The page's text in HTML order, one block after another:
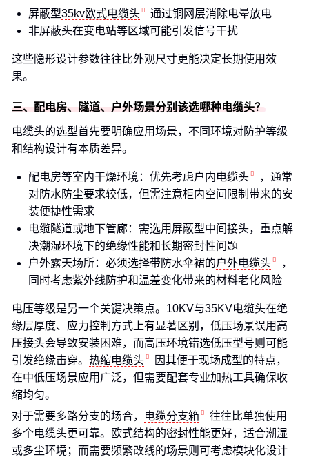
屏蔽型35kv欧式电缆头
通过铜网层消除电晕放电
非屏蔽头在变电站等区域可能引发信号干扰
这些隐形设计参数往往比外观尺寸更能决定长期使用效
果。
三、配电房、隧道、户外场景分别该选哪种电缆头？
电缆头的选型首先要明确应用场景，不同环境对防护等级
和结构设计有本质差异。
配电房等室内干燥环境：优先考虑户内电缆头
，通常
对防水防尘要求较低，但需注意柜内空间限制带来的安
装便捷性需求
电缆隧道或地下管廊：需选用屏蔽型中间接头，重点解
决潮湿环境下的绝缘性能和长期密封性问题
户外露天场所：必须选择带防水伞裙的户外电缆头
，
同时考虑紫外线防护和温差变化带来的材料老化风险
电压等级是另一个关键决策点。10KV与35KV电缆头在绝
缘层厚度、应力控制方式上有显著区别，低压场景误用高
压接头会导致安装困难，而高压环境错选低压型号则可能
引发绝缘击穿。 热缩电缆头
因其便于现场成型的特点，
在中低压场景应用广泛，但需要配套专业加热工具确保收
缩均匀。
对于需要多路分支的场合，
电缆分支箱
往往比单独使用
多个电缆头更可靠。欧式结构的密封性能更好，适合潮湿
或多尘环境；而需要频繁改线的场景则可考虑模块化设计